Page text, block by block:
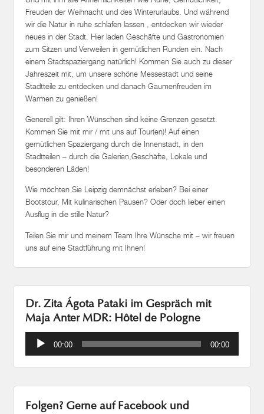
Freuden der Weihnacht und des Winterurlaubs. Und während
wir die Natur in ruhe schlafen lassen , entdecken wir wieder
neues in der Stadt. Hier laden Geschäfte und Gastronomien
zum Sitzen und Verweilen in gemütlichen Runden ein. Nach
einem Stadtspaziergang natürlich! Kommen Sie auch zu dieser
Jahreszeit mit, um unsere schöne Messestadt und seine
Stadtteile zu entdecken und danach Gaumenfreuden im
Warmen zu genießen!
Generell gilt: Ihren Wünschen sind keine Grenzen gesetzt.
Kommen Sie mit mir / mit uns auf Tour(en)! Auf einen
gemütlichen Spaziergang durch die Innenstadt, in den
Stadtteilen – durch die Galerien,Geschäfte, Lokale und
besonderen Läden!
Wie möchten Sie Leipzig demnächst erleben? Bei einer
Bootstour, Mit kulinarischen Pausen? Oder doch lieber einen
Ausflug in die stille Natur?
Teilen Sie mir und meinem Team Ihre Wünsche mit – wir freuen
uns auf eine Stadtführung mit Ihnen!
Dr. Zita Ágota Pataki im Gespräch mit
Maja Anter MDR: Hôtel de Pologne
Audio-
Player
00:00 00:00
Folgen? Gerne auf Facebook und